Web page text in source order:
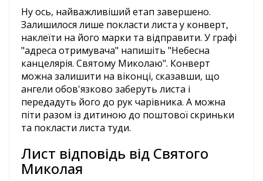
Ну ось, найважливіший етап завершено.
Залишилося лише покласти листа у конверт,
наклеїти на його марки та відправити. У графі
"адреса отримувача" напишіть "Небесна
канцелярія. Святому Миколаю". Конверт
можна залишити на віконці, сказавши, що
ангели обов'язково заберуть листа і
передадуть його до рук чарівника. А можна
піти разом із дитиною до поштової скриньки
та покласти листа туди.
Лист відповідь від Святого
Миколая